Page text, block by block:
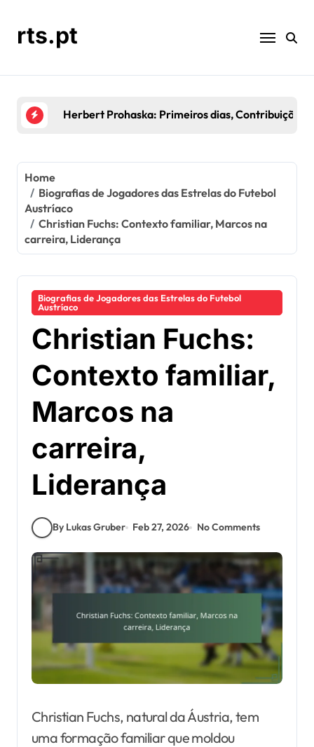
contentrts.pt
Kurt Jara: Temporadas de Destaque,
Home
Biografias de Jogadores das Estrelas do Futebol
Austríaco
Christian Fuchs: Contexto familiar, Marcos na
carreira, Liderança
Biografias de Jogadores das Estrelas do Futebol
Austríaco
Christian Fuchs:
Contexto familiar,
Marcos na
carreira,
Liderança
By Lukas Gruber Feb 27, 2026 No Comments
Christian Fuchs, natural da Áustria, tem
uma formação familiar que moldou